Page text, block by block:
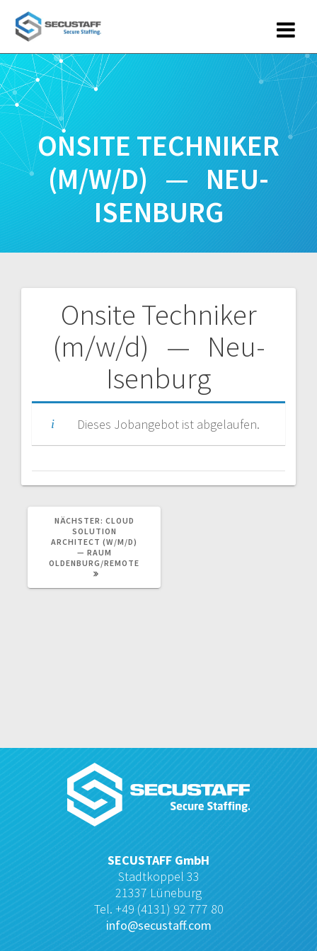
ONSITE TECHNIKER
(M/W/D) — NEU-
ISENBURG
Onsite Techniker
(m/w/d) — Neu-
Isenburg
Dieses Jobangebot ist abgelaufen.
Beitragsnavigation
NÄCHSTER: NÄCHSTER
BEITRAG:
CLOUD
SOLUTION
ARCHITECT (W/M/D)
— RAUM
OLDENBURG/REMOTE
SECUSTAFF GmbH
Stadtkoppel 33
21337 Lüneburg
Tel. +49 (4131) 92 777 80
info@secustaff.com